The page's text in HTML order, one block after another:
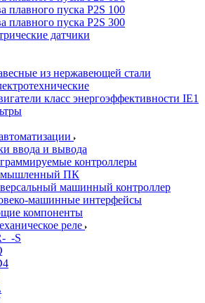
плавного пуска P2S 100
плавного пуска P2S 300
датчики
из нержавеющей стали
класс энергоэффективности IE1
ввода и вывода
контроллеры
ПК
машинный контроллер
машинные интерфейсы
компоненты
реле
_-S